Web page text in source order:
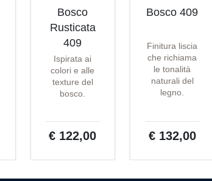
Bosco
Rusticata
409
Ispirata ai
colori e alle
texture del
bosco.
€ 122,00
Bosco 409
Finitura liscia
che richiama
le tonalità
naturali del
legno.
€ 132,00